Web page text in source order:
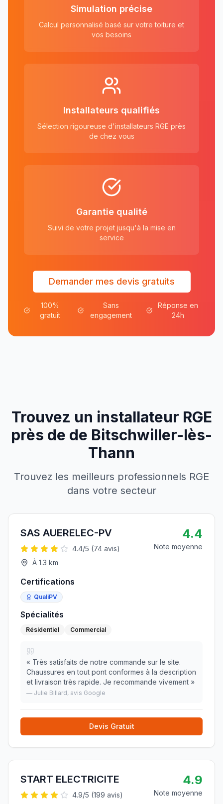
Simulation précise
Calcul personnalisé basé sur votre toiture et
vos besoins
Installateurs qualifiés
Sélection rigoureuse d'installateurs RGE près
de chez vous
Garantie qualité
Suivi de votre projet jusqu'à la mise en
service
Demander mes devis gratuits
100%
gratuit
Sans
engagement
Réponse en
24h
Trouvez un installateur RGE
près de de Bitschwiller-lès-
Thann
Trouvez les meilleurs professionnels RGE
dans votre secteur
SAS AUERELEC-PV
4.4/5 (74 avis)
À 1.3 km
4.4
Note moyenne
Certifications
QualiPV
Spécialités
Résidentiel Commercial
« Très satisfaits de notre commande sur le site.
Chaussures en tout pont conformes à la description
et livraison très rapide. Je recommande vivement »
— Julie Billard, avis Google
Devis Gratuit
START ELECTRICITE
4.9/5 (199 avis)
4.9
Note moyenne